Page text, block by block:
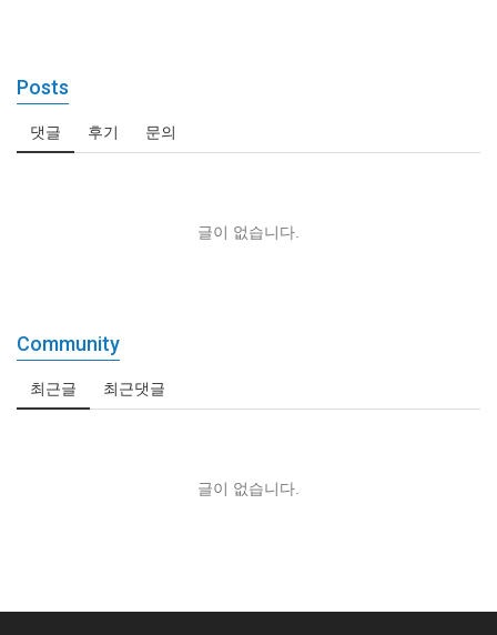
Posts
댓글 후기 문의
글이 없습니다.
Community
최근글 최근댓글
글이 없습니다.